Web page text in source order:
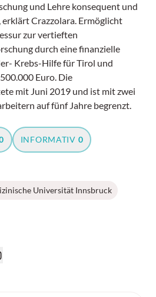
und Lehre konsequent und
erklärt Crazzolara. Ermöglicht
zur vertieften
durch eine finanzielle
Krebs-Hilfe für Tirol und
Euro. Die
mit Juni 2019 und ist mit zwei
auf fünf Jahre begrenzt.
INFORMATIV 0
Universität Innsbruck